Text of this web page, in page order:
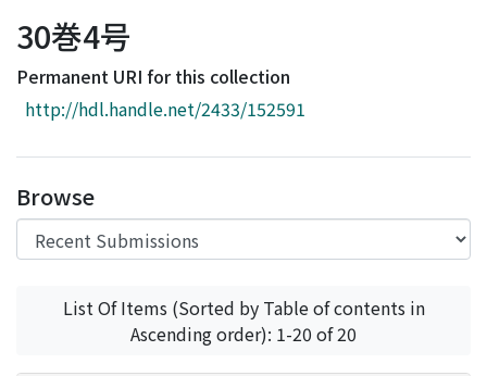
Browse
Download Ranking
Access Statistics
30巻4号
Permanent URI for this collection
http://hdl.handle.net/2433/152591
Browse
List Of Items (Sorted by Table of contents in
Ascending order): 1-20 of 20